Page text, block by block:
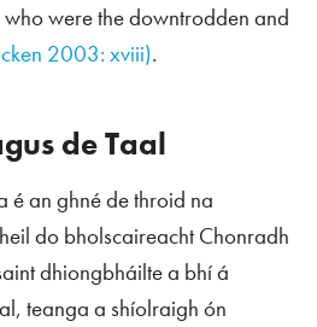
were the downtrodden and
2003: xviii).
de Taal
é an ghné de throid na
do bholscaireacht Chonradh
dhiongbháilte a bhí á
, teanga a shíolraigh ón